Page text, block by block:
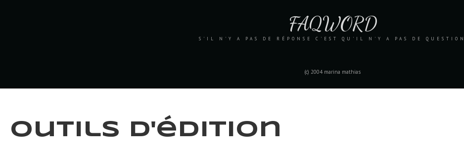
FAQWORD
S'IL N'Y A PAS DE RÉPONSE C'EST QU'IL N'Y A PAS DE QUESTION
(c) 2004 marina mathias
Outils d'édition